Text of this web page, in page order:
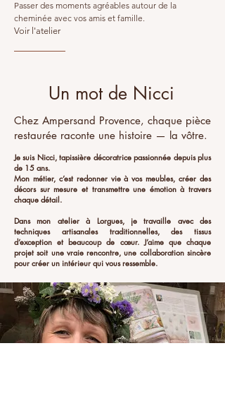
Passer des moments agréables autour de la
cheminée avec vos amis et famille.
Voir l'atelier
Un mot de Nicci
Chez Ampersand Provence, chaque pièce
restaurée raconte une histoire — la vôtre.
Je suis Nicci, tapissière décoratrice passionnée depuis plus
de 15 ans.
Mon métier, c’est redonner vie à vos meubles, créer des
décors sur mesure et transmettre une émotion à travers
chaque détail.
Dans mon atelier à Lorgues, je travaille avec des
techniques artisanales traditionnelles, des tissus
d’exception et beaucoup de cœur. J’aime que chaque
projet soit une vraie rencontre, une collaboration sincère
pour créer un intérieur qui vous ressemble.